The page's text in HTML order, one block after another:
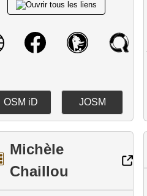
OSM iD JOSM
Michèle
Chaillou